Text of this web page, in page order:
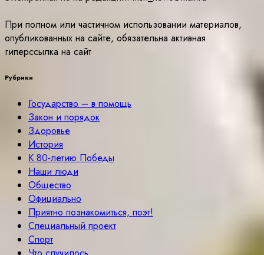
При полном или частичном использовании материалов,
опубликованных на сайте, обязательна активная
гиперссылка на сайт
Рубрики
Государство – в помощь
Закон и порядок
Здоровье
История
К 80-летию Победы
Наши люди
Общество
Официально
Приятно познакомиться, поэт!
Специальный проект
Спорт